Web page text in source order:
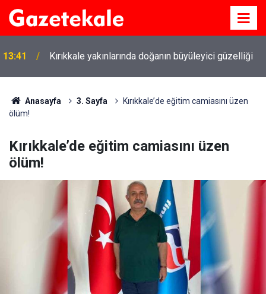
13:41 Kırıkkale yakınlarında doğanın büyüleyici güzelliği
Anasayfa 3. Sayfa
Kırıkkale’de eğitim camiasını üzen
ölüm!
Kırıkkale’de eğitim camiasını üzen
ölüm!